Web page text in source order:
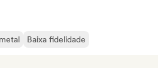
Baixa fidelidade